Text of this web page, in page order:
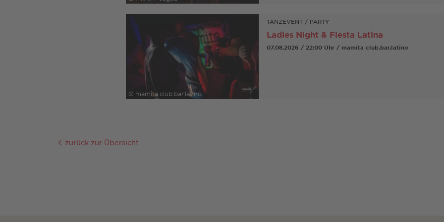
© mamita.club.bar.latino
TANZEVENT / PARTY
Ladies Night & Fiesta Latina
07.08.2026 / 22:00 Uhr / mamita club.bar.latino
zurück zur Übersicht